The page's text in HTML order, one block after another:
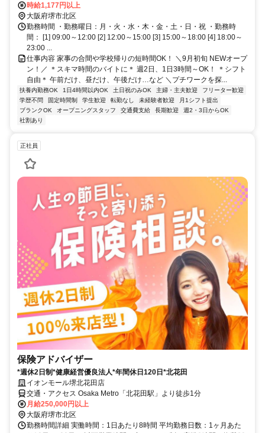
OsakaMetro御堂筋線 新金岡1番口徒歩約13分、近鉄南大阪線 布忍徒
歩約26分
時給1,177円以上
大阪府堺市北区
勤務時間 ・勤務曜日：月・火・水・木・金・土・日・祝 ・勤務時
間： [1] 09:00～12:00 [2] 12:00～15:00 [3] 15:00～18:00 [4] 18:00～
23:00 ...
仕事内容 家事の合間や学校帰りの短時間OK！ ＼9月初旬 NEWオープ
ン！／ ＊スキマ時間のバイトに＊ 週2日、1日3時間～OK！ ＊シフト
自由＊ 午前だけ、昼だけ、午後だけ…など ＼プチワークを探...
扶養内勤務OK 1日4時間以内OK 土日祝のみOK 主婦・主夫歓迎
フリーター歓迎
学歴不問
固定時間制 学生歓迎 転勤なし 未経験者歓迎
月1シフト提出
ブランクOK
オープニングスタッフ 交通費支給 長期歓迎
週2・3日からOK
社割あり
正社員
保険アドバイザー
*週休2日制*健康経営優良法人*年間休日120日*北花田
イオンモール堺北花田店
交通・アクセス Osaka Metro「北花田駅」より徒歩1分
月給250,000円以上
大阪府堺市北区
勤務時間詳細 実働時間：1日あたり8時間 平均勤務日数：1ヶ月あた